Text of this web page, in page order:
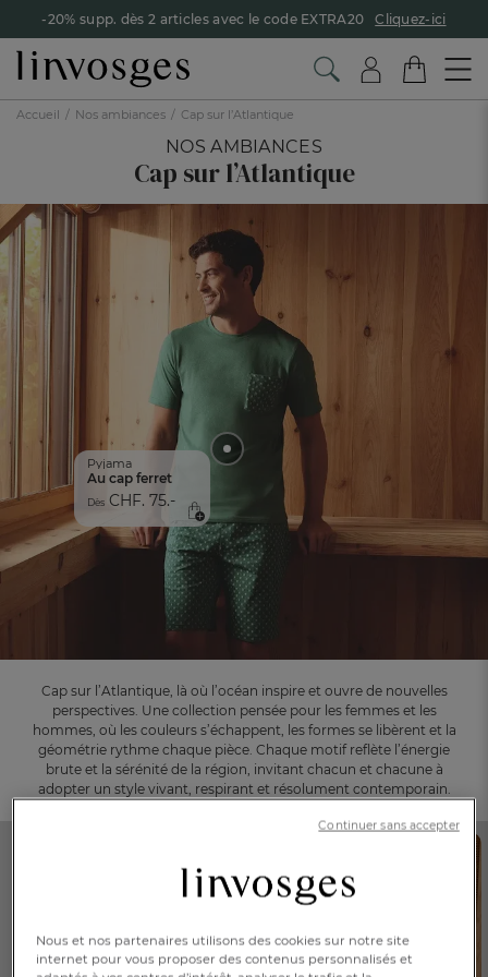
-20% supp. dès 2 articles avec le code EXTRA20 Cliquez-ici
CH
Accueil Nos ambiances Cap sur l’Atlantique
NOS AMBIANCES
Cap sur l’Atlantique
Pyjama
Au cap ferret
Dès CHF. 75.-
Cap sur l’Atlantique, là où l’océan inspire et ouvre de nouvelles
perspectives. Une collection pensée pour les femmes et les
hommes, où les couleurs s’échappent, les formes se libèrent et la
géométrie rythme chaque pièce. Chaque motif reflète l’énergie
brute et la sérénité de la région, invitant chacun et chacune à
adopter un style vivant, respirant et résolument contemporain.
Nous et nos partenaires utilisons des cookies sur notre site
internet pour vous proposer des contenus personnalisés et
Continuer sans accepter